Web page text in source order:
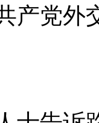
产党外